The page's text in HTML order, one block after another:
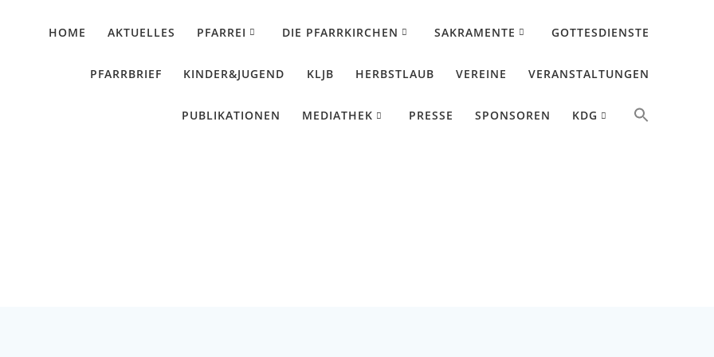
HOME AKTUELLES PFARREI DIE PFARRKIRCHEN SAKRAMENTE GOTTESDIENSTE
PFARRBRIEF KINDER&JUGEND KLJB HERBSTLAUB VEREINE VERANSTALTUNGEN
PUBLIKATIONEN MEDIATHEK PRESSE SPONSOREN KDG